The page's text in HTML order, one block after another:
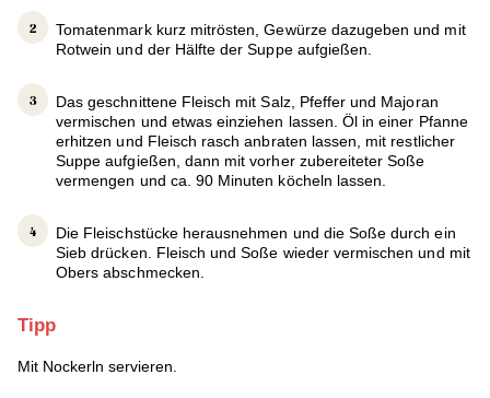
Tomatenmark kurz mitrösten, Gewürze dazugeben und mit
Rotwein und der Hälfte der Suppe aufgießen.
Das geschnittene Fleisch mit Salz, Pfeffer und Majoran
vermischen und etwas einziehen lassen. Öl in einer Pfanne
erhitzen und Fleisch rasch anbraten lassen, mit restlicher
Suppe aufgießen, dann mit vorher zubereiteter Soße
vermengen und ca. 90 Minuten köcheln lassen.
Die Fleischstücke herausnehmen und die Soße durch ein
Sieb drücken. Fleisch und Soße wieder vermischen und mit
Obers abschmecken.
Tipp
Mit Nockerln servieren.